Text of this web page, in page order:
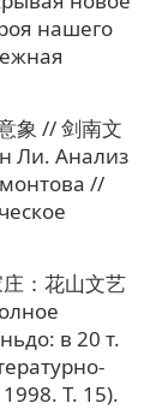
нашего
象 // 剑南文
Ли. Анализ
//
：花山文艺
в 20 т.
Т. 15).